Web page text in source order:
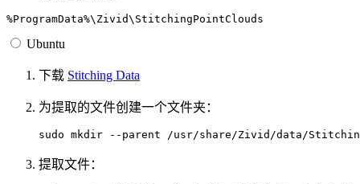
Ubuntu
下载 Stitching Data
为提取的文件创建一个文件夹：
sudo mkdir --parent
提取文件：